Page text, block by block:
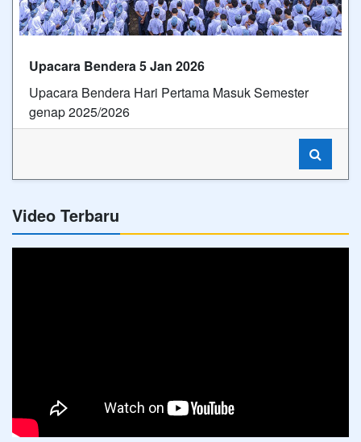
Video Terbaru